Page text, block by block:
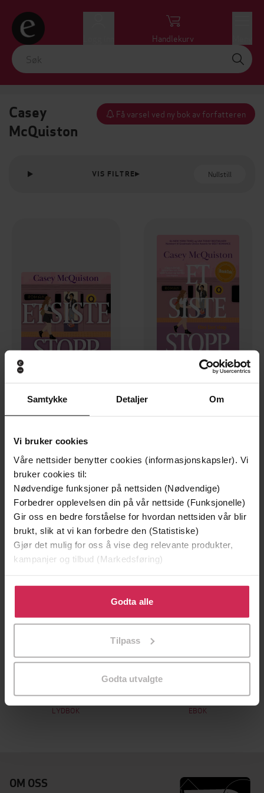
Samtykke Detaljer Om
Vi bruker cookies
Våre nettsider benytter cookies (informasjonskapsler). Vi
bruker cookies til:
Nødvendige funksjoner på nettsiden (Nødvendige)
Forbedrer opplevelsen din på vår nettside (Funksjonelle)
Gir oss en bedre forståelse for hvordan nettsiden vår blir
brukt, slik at vi kan forbedre den (Statistiske)
Gjør det mulig for oss å vise deg relevante produkter,
kampanjer og tilbud (Markedsføring)
Klikk på «Godta alle» for å gi oss ditt samtykke til å
bruke cookies for alle disse formålene. Du kan også
tilpasse ditt samtykke til spesifikke formål ved å klikke
Godta alle
Tilpass
Godta utvalgte
Handlekurv
Casey
McQuiston
Få varsel ved ny bok av forfatteren
VIS FILTRE Nullstill
399,-
LYDBOK
179,-
Premium
350,-
Rødt, hvitt og kongeblått
Casey McQuiston
LYDBOK
179,-
Rødt, hvitt & kongeblått
Casey McQuiston
EBOK
OM OSS